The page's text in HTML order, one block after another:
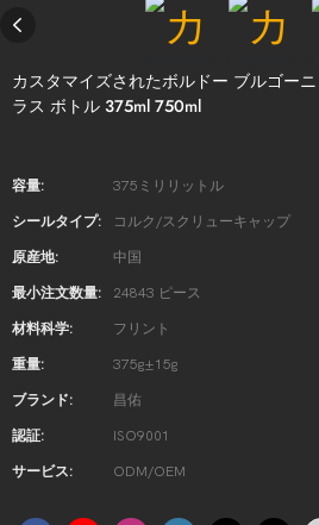
カスタマイズされたボルドー ブルゴー
ラス ボトル 375ml 750ml
容量: 375ミリリットル
シールタイプ: コルク/スクリューキャップ
原産地: 中国
最小注文数量: 24843 ピース
材料科学: フリント
重量: 375g±15g
ブランド: 昌佑
認証: ISO9001
サービス: ODM/OEM